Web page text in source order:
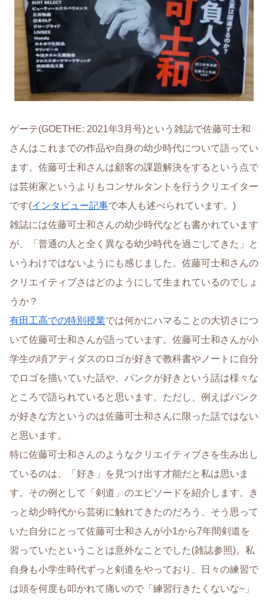
ゲーテ(GOETHE: 2021年3月号)という雑誌で佐藤可士和
さんはこれまでの作品や自身の幼少時代について語ってい
ます。佐藤可士和さんは顧客の課題解決をするという点で
は芸術家というよりもコンサルタントを行うクリエイター
です(インタビュー記事で本人も述べられています。)
雑誌には佐藤可士和さんの幼少時代なども書かれています
が、「普通の人と全く異なる幼少時代を過ごしてきた」と
いうわけではないようにも感じました。佐藤可士和さんの
クリエイティブさはどのようにして生まれているのでしょ
うか？
有田工高での特別授業では何かにハマることの大切さにつ
いて佐藤可士和さんが語っています。佐藤可士和さんが小
学生の頃アディダスのロゴが好きで教科書やノートに自分
でロゴを描いていた話や、パンクが好きという話は様々な
ところで語られていると思います。ただし、例えばパンク
が好きな方というのは佐藤可士和さんに限った話ではない
と思います。
特に佐藤可士和さんのようなクリエイティブさを生み出し
ているのは、「好き」を見つけ出す才能だと私は思いま
す。その例として「剣道」のエピソードを紹介します。き
っと幼少時代から芸術に触れてきたのだろう、そう思って
いた自分にとって佐藤可士和さんが小1から7年間剣道を
習っていたということは意外なことでした(雑誌参照)。私
自身も小学生時代ずっと剣道をやっており、日々の練習で
は頭を何度も叩かれて痛いので「練習行きたくないな~」